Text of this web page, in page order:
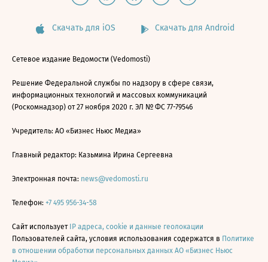
Скачать для iOS Скачать для Android
Сетевое издание Ведомости (Vedomosti)
Решение Федеральной службы по надзору в сфере связи,
информационных технологий и массовых коммуникаций
(Роскомнадзор) от 27 ноября 2020 г. ЭЛ № ФС 77-79546
Учредитель: АО «Бизнес Ньюс Медиа»
Главный редактор: Казьмина Ирина Сергеевна
Электронная почта: news@vedomosti.ru
Телефон: +7 495 956-34-58
Сайт использует IP адреса, cookie и данные геолокации
Пользователей сайта, условия использования содержатся в Политике
в отношении обработки персональных данных АО «Бизнес Ньюс